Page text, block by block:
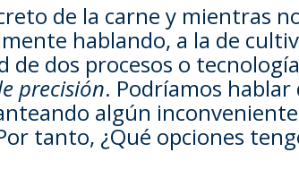
de la carne y mientras
hablando, a la de
de dos procesos o
precisión. Podríamos
algún
tanto, ¿Qué opciones